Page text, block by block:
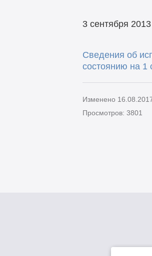
3 сентября 2013
Сведения об
состоянию на 1
Изменено
Просмотров: 3801